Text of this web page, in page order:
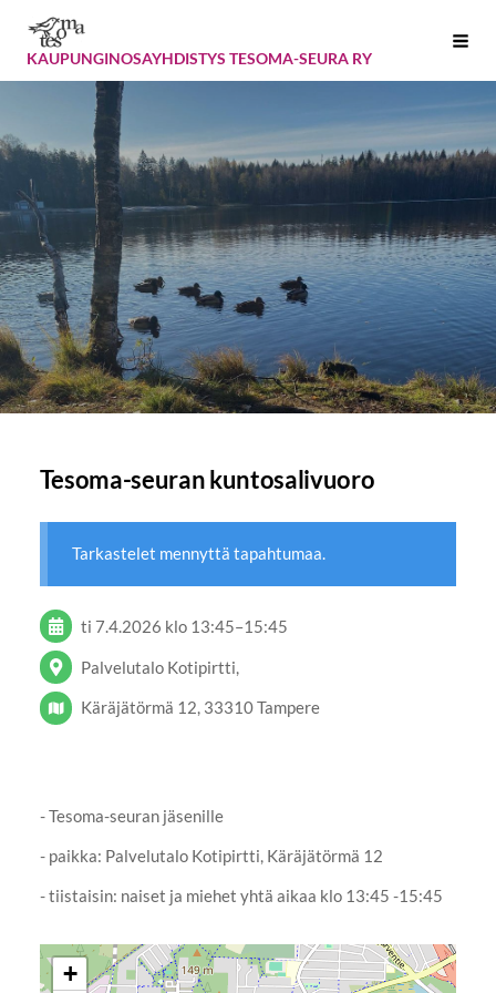
Siirry
sivun
KAUPUNGINOSAYHDISTYS TESOMA-SEURA RY
Tesoma-seuran kuntosalivuoro
Tarkastelet mennyttä tapahtumaa.
ti 7.4.2026 klo 13:45–15:45
Palvelutalo Kotipirtti,
Käräjätörmä 12, 33310 Tampere
- Tesoma-seuran jäsenille
- paikka: Palvelutalo Kotipirtti, Käräjätörmä 12
- tiistaisin: naiset ja miehet yhtä aikaa klo 13:45 -15:45
+